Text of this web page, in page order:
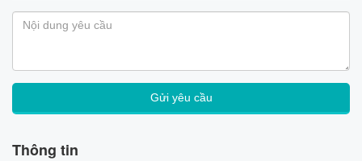
Thông tin